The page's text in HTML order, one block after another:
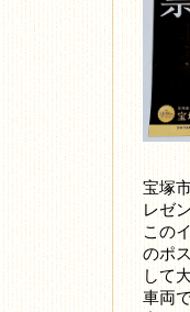
宝塚
レゼ
この
のポ
して
車両